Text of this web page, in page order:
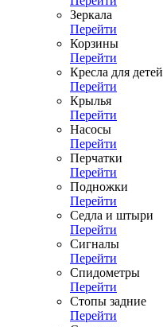
Зеркала
Перейти
Корзины
Перейти
Кресла для детей
Перейти
Крылья
Перейти
Насосы
Перейти
Перчатки
Перейти
Подножки
Перейти
Седла и штыри
Перейти
Сигналы
Перейти
Спидометры
Перейти
Стопы задние
Перейти